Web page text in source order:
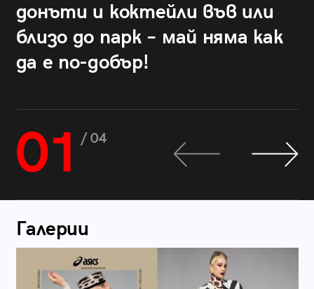
донъти и коктейли във или
близо до парк – май няма как
да е по-добър!
01 / 04
Галерии